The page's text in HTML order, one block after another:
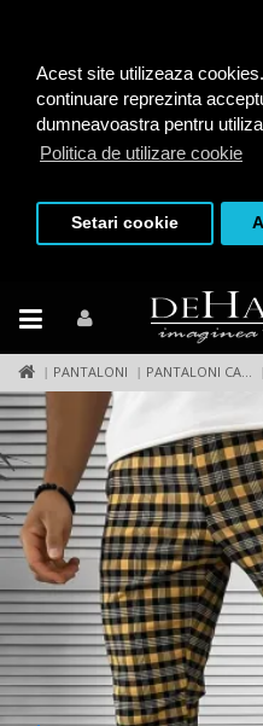
Acest site utilizeaza
continuare reprezinta
dumneavoastra pentru
Politica de utilizare cookie
Setari cookie
PANTALONI PANTALONI CASUAL